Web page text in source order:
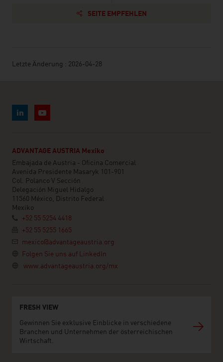
SEITE EMPFEHLEN
Letzte Änderung : 2026-04-28
ADVANTAGE AUSTRIA Mexiko
Embajada de Austria - Oficina Comercial
Avenida Presidente Masaryk 101-901
Col. Polanco V Sección
Delegación Miguel Hidalgo
11560 México, Distrito Federal
Mexiko
+52 55 5254 4418
+52 55 5255 1665
mexico@advantageaustria.org
Folgen Sie uns auf LinkedIn
www.advantageaustria.org/mx
FRESH VIEW
Gewinnen Sie exklusive Einblicke in verschiedene
Branchen und Unternehmen der österreichischen
Wirtschaft.